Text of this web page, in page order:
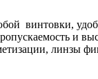
винтовки,
и
линзы